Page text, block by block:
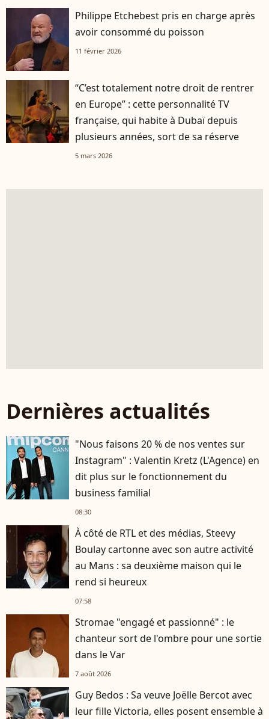
Philippe Etchebest pris en charge après
avoir consommé du poisson
11 février 2026
“C’est totalement notre droit de rentrer
en Europe” : cette personnalité TV
française, qui habite à Dubaï depuis
plusieurs années, sort de sa réserve
5 mars 2026
Dernières actualités
"Nous faisons 20 % de nos ventes sur
Instagram" : Valentin Kretz (L'Agence) en
dit plus sur le fonctionnement du
business familial
08:30
À côté de RTL et des médias, Steevy
Boulay cartonne avec son autre activité
au Mans : sa deuxième maison qui le
rend si heureux
07:58
Stromae "engagé et passionné" : le
chanteur sort de l'ombre pour une sortie
dans le Var
7 août 2026
Guy Bedos : Sa veuve Joëlle Bercot avec
leur fille Victoria, elles posent ensemble à